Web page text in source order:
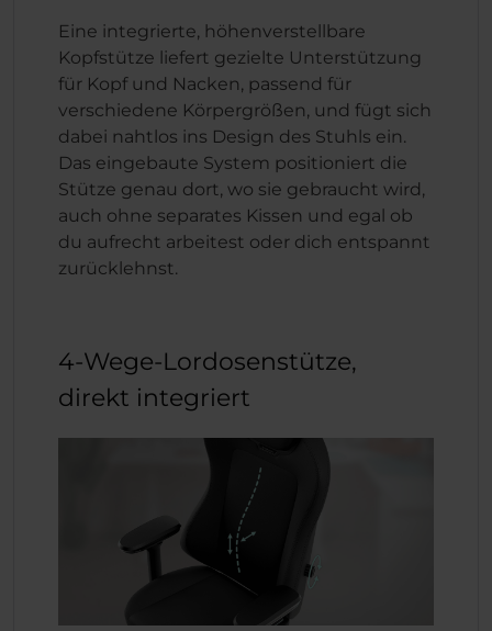
Eine integrierte, höhenverstellbare
Kopfstütze liefert gezielte Unterstützung
für Kopf und Nacken, passend für
verschiedene Körpergrößen, und fügt sich
dabei nahtlos ins Design des Stuhls ein.
Das eingebaute System positioniert die
Stütze genau dort, wo sie gebraucht wird,
auch ohne separates Kissen und egal ob
du aufrecht arbeitest oder dich entspannt
zurücklehnst.
4-Wege-Lordosenstütze,
direkt integriert